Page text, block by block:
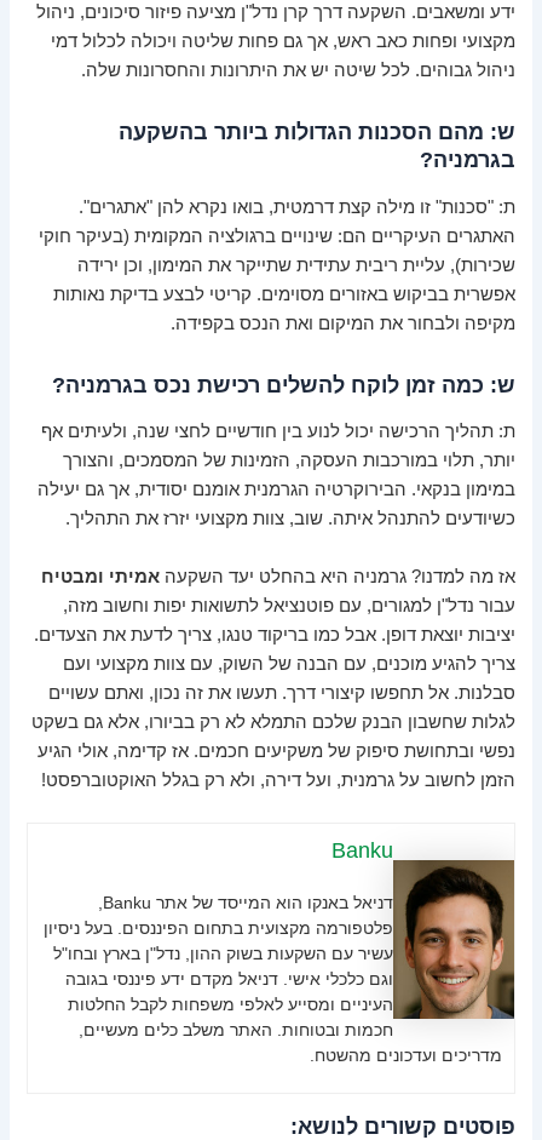
ידע ומשאבים. השקעה דרך קרן נדל"ן מציעה פיזור סיכונים, ניהול
מקצועי ופחות כאב ראש, אך גם פחות שליטה ויכולה לכלול דמי
ניהול גבוהים. לכל שיטה יש את היתרונות והחסרונות שלה.
ש: מהם הסכנות הגדולות ביותר בהשקעה
בגרמניה?
ת: "סכנות" זו מילה קצת דרמטית, בואו נקרא להן "אתגרים".
האתגרים העיקריים הם: שינויים ברגולציה המקומית (בעיקר חוקי
שכירות), עליית ריבית עתידית שתייקר את המימון, וכן ירידה
אפשרית בביקוש באזורים מסוימים. קריטי לבצע בדיקת נאותות
מקיפה ולבחור את המיקום ואת הנכס בקפידה.
ש: כמה זמן לוקח להשלים רכישת נכס בגרמניה?
ת: תהליך הרכישה יכול לנוע בין חודשיים לחצי שנה, ולעיתים אף
יותר, תלוי במורכבות העסקה, הזמינות של המסמכים, והצורך
במימון בנקאי. הבירוקרטיה הגרמנית אומנם יסודית, אך גם יעילה
כשיודעים להתנהל איתה. שוב, צוות מקצועי יזרז את התהליך.
אז מה למדנו? גרמניה היא בהחלט יעד השקעהאמיתי ומבטיח
עבור נדל"ן למגורים, עם פוטנציאל לתשואות יפות וחשוב מזה,
יציבות יוצאת דופן. אבל כמו בריקוד טנגו, צריך לדעת את הצעדים.
צריך להגיע מוכנים, עם הבנה של השוק, עם צוות מקצועי ועם
סבלנות. אל תחפשו קיצורי דרך. תעשו את זה נכון, ואתם עשויים
לגלות שחשבון הבנק שלכם התמלא לא רק בביורו, אלא גם בשקט
נפשי ובתחושת סיפוק של משקיעים חכמים. אז קדימה, אולי הגיע
הזמן לחשוב על גרמנית, ועל דירה, ולא רק בגלל האוקטוברפסט!
Banku
פלטפורמה מקצועית בתחום הפיננסים. בעל ניסיון
עשיר עם השקעות בשוק ההון, נדל"ן בארץ ובחו"ל
וגם כלכלי אישי. דניאל מקדם ידע פיננסי בגובה
העיניים ומסייע לאלפי משפחות לקבל החלטות
חכמות ובטוחות. האתר משלב כלים מעשיים,
מדריכים ועדכונים מהשטח.
פוסטים קשורים לנושא: